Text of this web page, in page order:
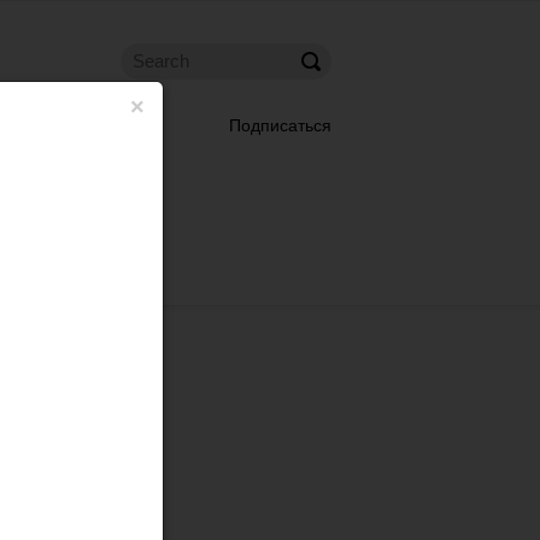
×
Подписаться